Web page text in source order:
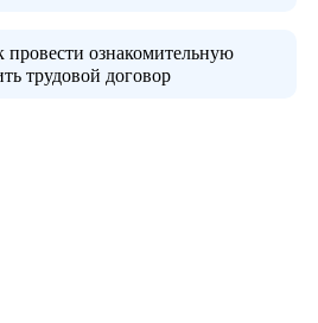
провести ознакомительную
трудовой договор